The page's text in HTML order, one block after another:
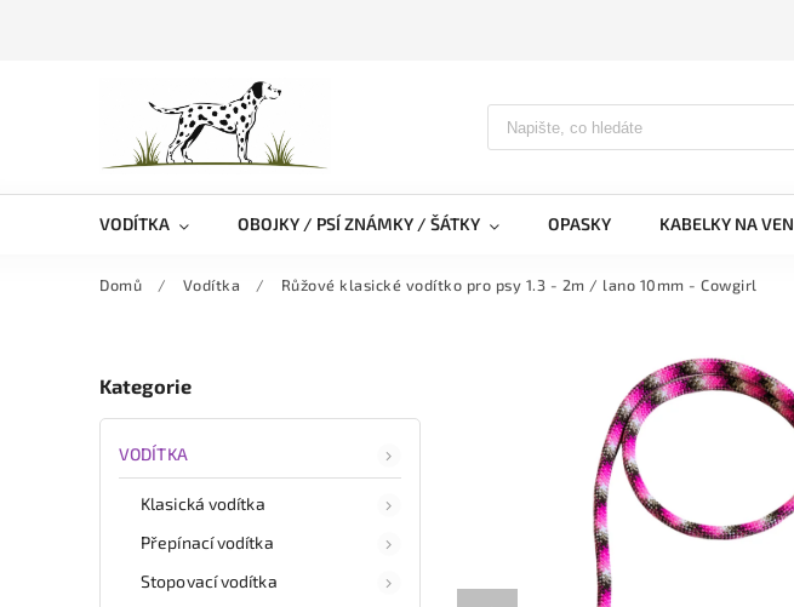
VODÍTKA OBOJKY / PSÍ ZNÁMKY / ŠÁTKY OPASKY KABELKY NA
Domů / Vodítka / Růžové klasické vodítko pro psy 1.3 - 2m / lano 10mm - Cowgirl
Kategorie
VODÍTKA
Klasická vodítka
Přepínací vodítka
Stopovací vodítka